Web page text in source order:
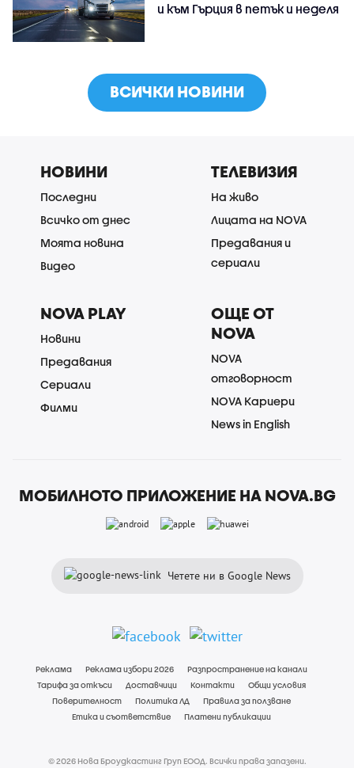
и към Гърция в петък и неделя
ВСИЧКИ НОВИНИ
НОВИНИ
Последни
Всичко от днес
Моята новина
Видео
ТЕЛЕВИЗИЯ
На живо
Лицата на NOVA
Предавания и
сериали
NOVA PLAY
Новини
Предавания
Сериали
Филми
ОЩЕ ОТ
NOVA
NOVA
отговорност
NOVA Кариери
News in English
МОБИЛНОТО ПРИЛОЖЕНИЕ НА NOVA.BG
Четете ни в Google News
Реклама Реклама избори 2026
Разпространение на канали
Тарифа за откъси
Доставчици Контакти
Общи условия
Поверителност
Политика ЛД
Правила за ползване
Етика и съответствие
Платени публикации
© 2026 Нова Броудкастинг Груп ЕООД. Всички права запазени.